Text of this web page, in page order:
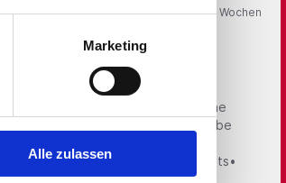
Marketing
Alle zulassen
d)
Online seit4 Wochen
Sie im Raum Bad Homburg eine
ca. 320 Betten. Für diese Aufgabe
verbindet. Ihre Benefits•